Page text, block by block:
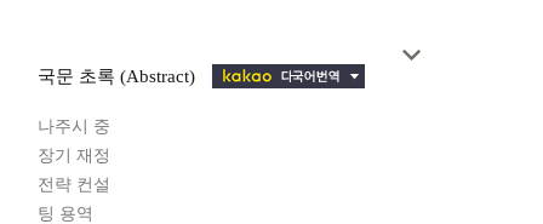
국문 초록 (Abstract)
나주시 중
장기 재정
전략 컨설
팅 용역